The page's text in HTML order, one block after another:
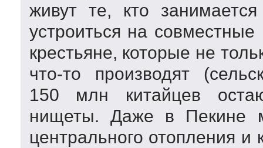
живут те, кто
устроиться на
крестьяне, которые не
что-то производят
150 млн китайцев
нищеты. Даже в Пекине
центрального отопления